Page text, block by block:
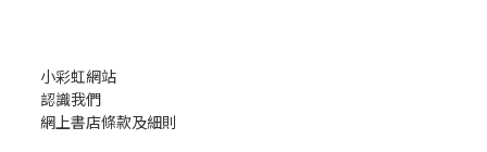
小彩虹網站
認識我們
網上書店條款及細則